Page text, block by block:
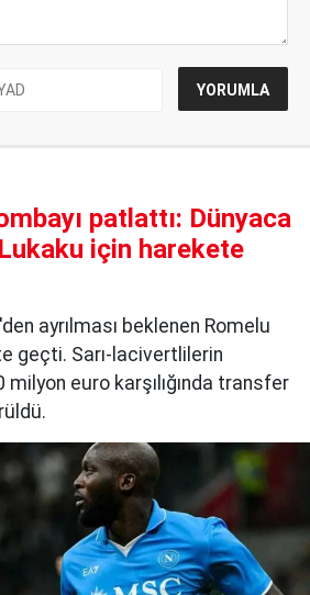
patlattı: Dünyaca
için harekete
ayrılması beklenen Romelu
geçti. Sarı-lacivertlilerin
milyon euro karşılığında transfer